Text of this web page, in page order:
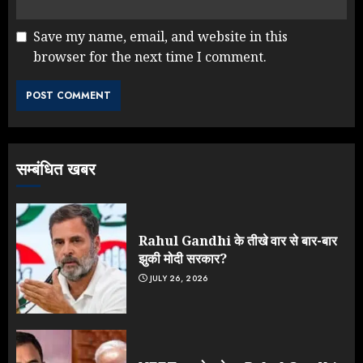
Save my name, email, and website in this
browser for the next time I comment.
सम्बंधित खबर
Rahul Gandhi के तीखे वार से बार-बार
झुकी मोदी सरकार?
JULY 26, 2026
Jantar Mantar Protest पर बॉलीवुड
4